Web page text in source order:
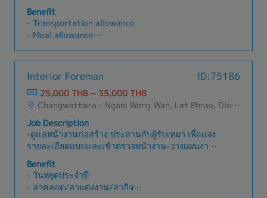
Contact to supplier in order to find products to
satisfy customer’s requirements.- Penetrate
new customer and try to make sales
transaction.- Penetrate customer in new market
in order to present and sell company products.-
customer.- Plan sales target and try to reach
that target.- Communicate between customer
and supplier.- Quick support and respond to
customer when there are any problems.
Benefit
- Transportation allowance
- Meal allowance
- Sales Allowance ※After probation
- Social security
- Life insurance
- Medical insurance
- Performance bonus
- Car maintenance Allowance ※If the candidate
use own car.
- Gasoline (※If the candidate use own car.)
Interior Foreman ID:75186
25,000 THB ~ 35,000 THB
Changwattana - Ngam Wong Wan, Lat Phrao, Din Daeng/Vibhavadi/Don Muang, Sai Mai, Lak Si
Job Description
-ดูเเลหน้างานก่อสร้าง ประสานกับผู้รับเหมา เพื่อแจง
รายละเอียดแบบเเละเข้าตรวจหน้างาน-วางแผนงาน
แก้ไขปัญหา ติดตาม และส่งมอบงานให้ตรงตาม
กำหนด-ตรวจสอบการทำงานของผู้รับเหมา เรื่อง
คุณภาพของงาน เเละฝีมือช่าง ผลักดันให้ผู้รับเหมาส่ง
งานตามสัญญาจ้างเหมา -ตรวจแบบก่อสร้าง
Benefit
- วันหยุดประจำปี
- ลาคลอด/ลาแต่งงาน/ลากิจ